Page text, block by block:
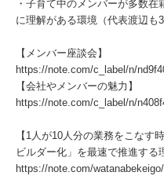
・子育て中のメンバーが多数
に理解がある環境（代表渡辺も3
【メンバー座談会】
https://note.com/c_label/n/
【会社やメンバーの魅力】
https://note.com/c_label/n/
【1人が10人分の業務をこなす
ビルダー化」を最速で推進する
https://note.com/